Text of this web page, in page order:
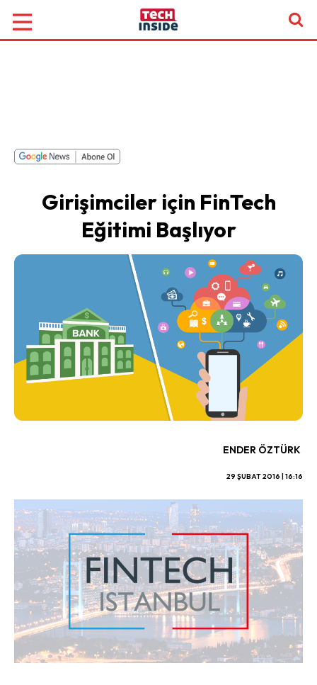
Girişimciler için FinTech
Eğitimi Başlıyor
ENDER ÖZTÜRK
29 ŞUBAT 2016 | 16:16